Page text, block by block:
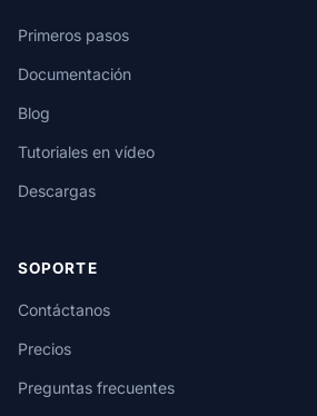
Primeros pasos
Documentación
Blog
Tutoriales en vídeo
Descargas
SOPORTE
Contáctanos
Precios
Preguntas frecuentes